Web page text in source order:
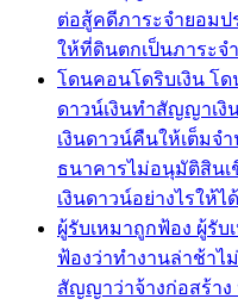
ต่อสู้คดีภาระจำยอม
ให้ที่ดินตกเป็นภาระจ
โดนคอนโดริบเงิน โ
ดาวน์เงินทำสัญญาเงิ
เงินดาวน์คืนให้เต็มจ
ธนาคารไม่อนุมัติสินเ
เงินดาวน์อย่างไรให้ไ
ผู้รับเหมาถูกฟ้อง ผู้รั
ฟ้องว่าทำงานล่าช้าไ
สัญญาว่าจ้างก่อสร้า